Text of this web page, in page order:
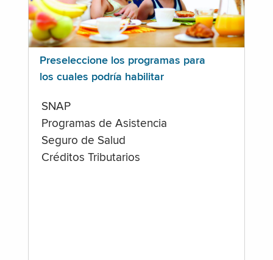
Preseleccione los programas para
los cuales podría habilitar
SNAP
Programas de Asistencia
Seguro de Salud
Créditos Tributarios